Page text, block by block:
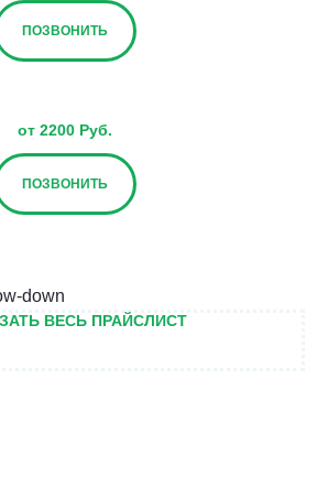
ПОЗВОНИТЬ
от 2200 Руб.
ПОЗВОНИТЬ
ВЕСЬ ПРАЙСЛИСТ